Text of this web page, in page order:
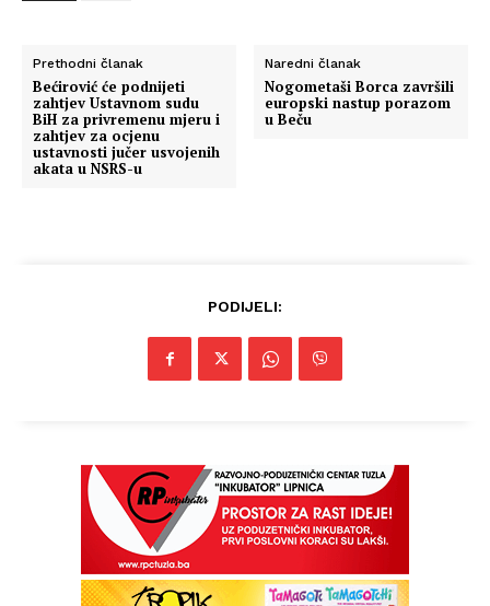
Prethodni članak
Bećirović će podnijeti
zahtjev Ustavnom sudu
BiH za privremenu mjeru i
zahtjev za ocjenu
ustavnosti jučer usvojenih
akata u NSRS-u
Naredni članak
Nogometaši Borca završili
europski nastup porazom
u Beču
PODIJELI: